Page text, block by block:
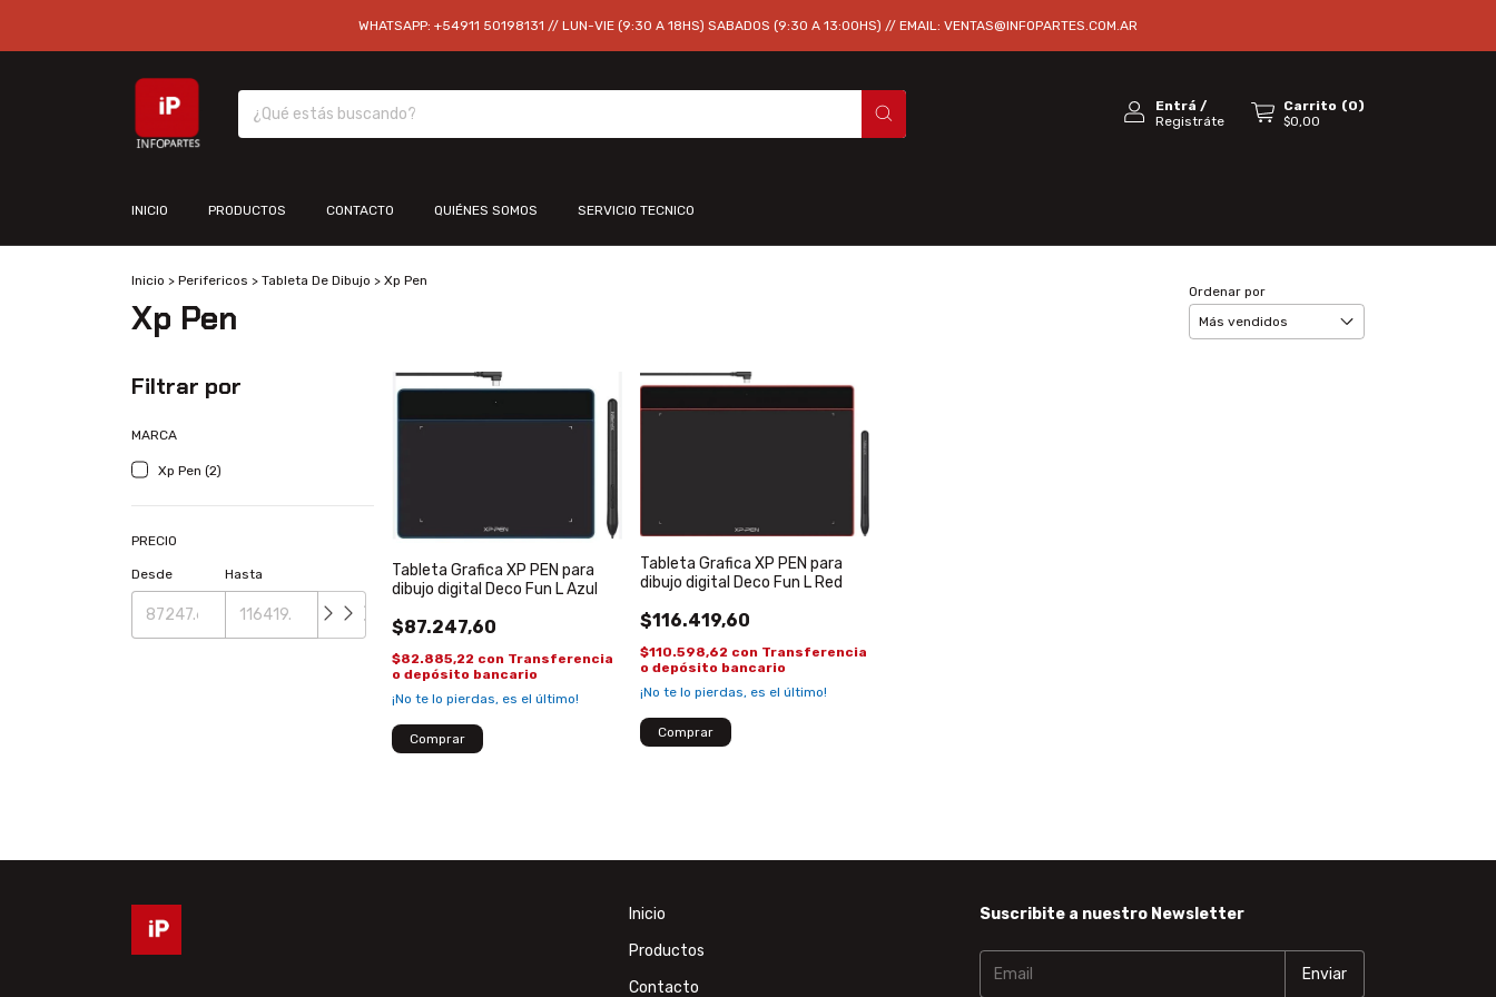
WHATSAPP: +54911 50198131 // LUN-VIE (9:30 A 18HS) SABADOS (9:30 A 13:00HS) // EMAIL: VENTAS@INFOPARTES.COM.AR
Entrá /
Registráte
Carrito (0)
$0,00
INICIO PRODUCTOS CONTACTO QUIÉNES SOMOS SERVICIO TECNICO
Inicio > Perifericos > Tableta De Dibujo > Xp Pen
Xp Pen
Ordenar por
Filtrar por
MARCA
Xp Pen (2)
PRECIO
Desde Hasta
Tableta Grafica XP PEN para
dibujo digital Deco Fun L Azul
$87.247,60
$82.885,22 con Transferencia
o depósito bancario
¡No te lo pierdas, es el último!
Tableta Grafica XP PEN para
dibujo digital Deco Fun L Red
$116.419,60
$110.598,62 con Transferencia
o depósito bancario
¡No te lo pierdas, es el último!
Inicio
Productos
Contacto
Suscribite a nuestro Newsletter